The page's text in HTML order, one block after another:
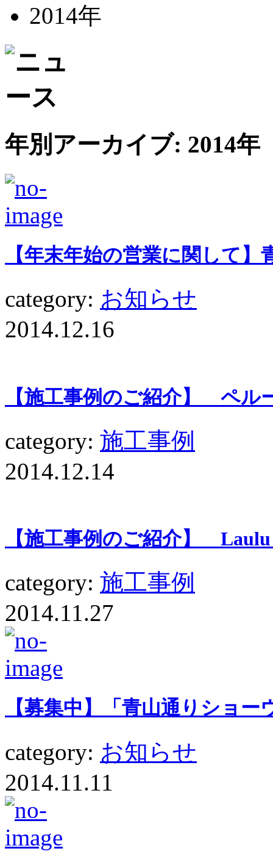
2014年
年別アーカイブ: 2014年
【年末年始の営業に関して
category: お知らせ
2014.12.16
【施工事例のご紹介】 ペ
category: 施工事例
2014.12.14
【施工事例のご紹介】
category: 施工事例
2014.11.27
【募集中】「青山通りショ
category: お知らせ
2014.11.11